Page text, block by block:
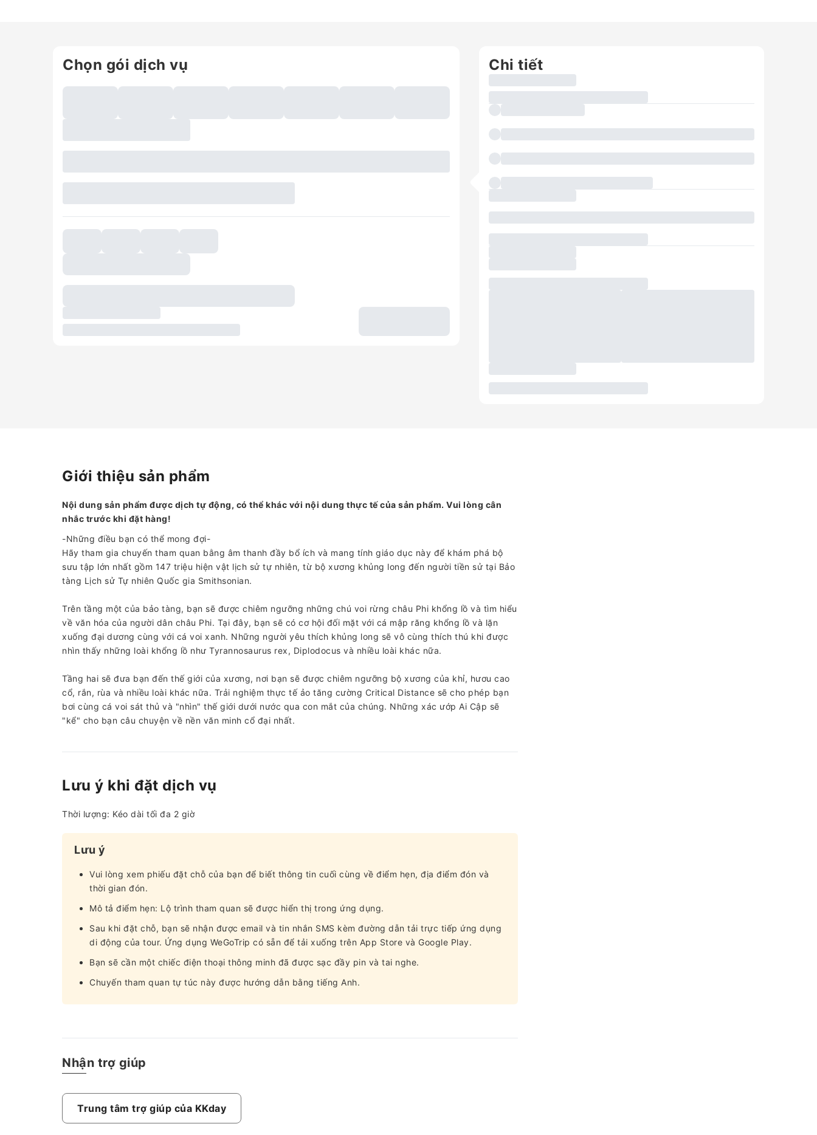
Chọn gói dịch vụ Chi tiết
Giới thiệu sản phẩm
Nội dung sản phẩm được dịch tự động, có thể khác với nội dung thực tế của sản phẩm. Vui lòng cân
nhắc trước khi đặt hàng!
-Những điều bạn có thể mong đợi-
Hãy tham gia chuyến tham quan bằng âm thanh đầy bổ ích và mang tính giáo dục này để khám phá bộ
sưu tập lớn nhất gồm 147 triệu hiện vật lịch sử tự nhiên, từ bộ xương khủng long đến người tiền sử tại Bảo
tàng Lịch sử Tự nhiên Quốc gia Smithsonian.
Trên tầng một của bảo tàng, bạn sẽ được chiêm ngưỡng những chú voi rừng châu Phi khổng lồ và tìm hiểu
về văn hóa của người dân châu Phi. Tại đây, bạn sẽ có cơ hội đối mặt với cá mập răng khổng lồ và lặn
xuống đại dương cùng với cá voi xanh. Những người yêu thích khủng long sẽ vô cùng thích thú khi được
nhìn thấy những loài khổng lồ như Tyrannosaurus rex, Diplodocus và nhiều loài khác nữa.
Tầng hai sẽ đưa bạn đến thế giới của xương, nơi bạn sẽ được chiêm ngưỡng bộ xương của khỉ, hươu cao
cổ, rắn, rùa và nhiều loài khác nữa. Trải nghiệm thực tế ảo tăng cường Critical Distance sẽ cho phép bạn
bơi cùng cá voi sát thủ và "nhìn" thế giới dưới nước qua con mắt của chúng. Những xác ướp Ai Cập sẽ
"kể" cho bạn câu chuyện về nền văn minh cổ đại nhất.
Lưu ý khi đặt dịch vụ
Thời lượng: Kéo dài tối đa 2 giờ
Lưu ý
Vui lòng xem phiếu đặt chỗ của bạn để biết thông tin cuối cùng về điểm hẹn, địa điểm đón và
thời gian đón.
Mô tả điểm hẹn: Lộ trình tham quan sẽ được hiển thị trong ứng dụng.
Sau khi đặt chỗ, bạn sẽ nhận được email và tin nhắn SMS kèm đường dẫn tải trực tiếp ứng dụng
di động của tour. Ứng dụng WeGoTrip có sẵn để tải xuống trên App Store và Google Play.
Bạn sẽ cần một chiếc điện thoại thông minh đã được sạc đầy pin và tai nghe.
Chuyến tham quan tự túc này được hướng dẫn bằng tiếng Anh.
Nhận trợ giúp
Trung tâm trợ giúp của KKday